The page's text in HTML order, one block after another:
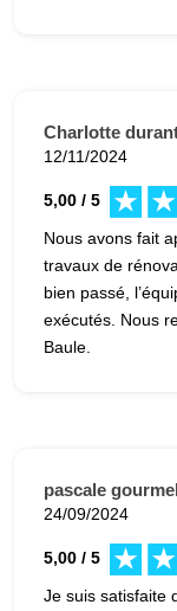
Charlotte
12/11/2024
5,00 / 5
Nous avons fait
travaux de
bien passé,
exécutés. Nous
Baule.
pascale gourmel
24/09/2024
5,00 / 5
Je suis satisfaite